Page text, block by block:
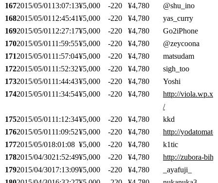
1672015/05/01 13:07:13¥5,000 -220 ¥4,780
@shu_ino
1682015/05/01 12:45:41¥5,000 -220 ¥4,780
yas_curry
1692015/05/01 12:27:17¥5,000 -220 ¥4,780
Go2iPhone
1702015/05/01 11:59:55¥5,000 -220 ¥4,780
@zeycoona
1712015/05/01 11:57:04¥5,000 -220 ¥4,780
matsudam
1722015/05/01 11:52:32¥5,000 -220 ¥4,780
sigh_too
1732015/05/01 11:44:43¥5,000 -220 ¥4,780
Yoshi
1742015/05/01 11:34:54¥5,000 -220 ¥4,780
http://
/
1752015/05/01 11:12:34¥5,000 -220 ¥4,780
kkd
1762015/05/01 11:09:52¥5,000 -220 ¥4,780
http://
1772015/05/018:01:08 ¥5,000 -220 ¥4,780
k1tic
1782015/04/3021:52:49¥5,000 -220 ¥4,780
http://zubora-
1792015/04/3017:13:09¥5,000 -220 ¥4,780
_ayafuji_